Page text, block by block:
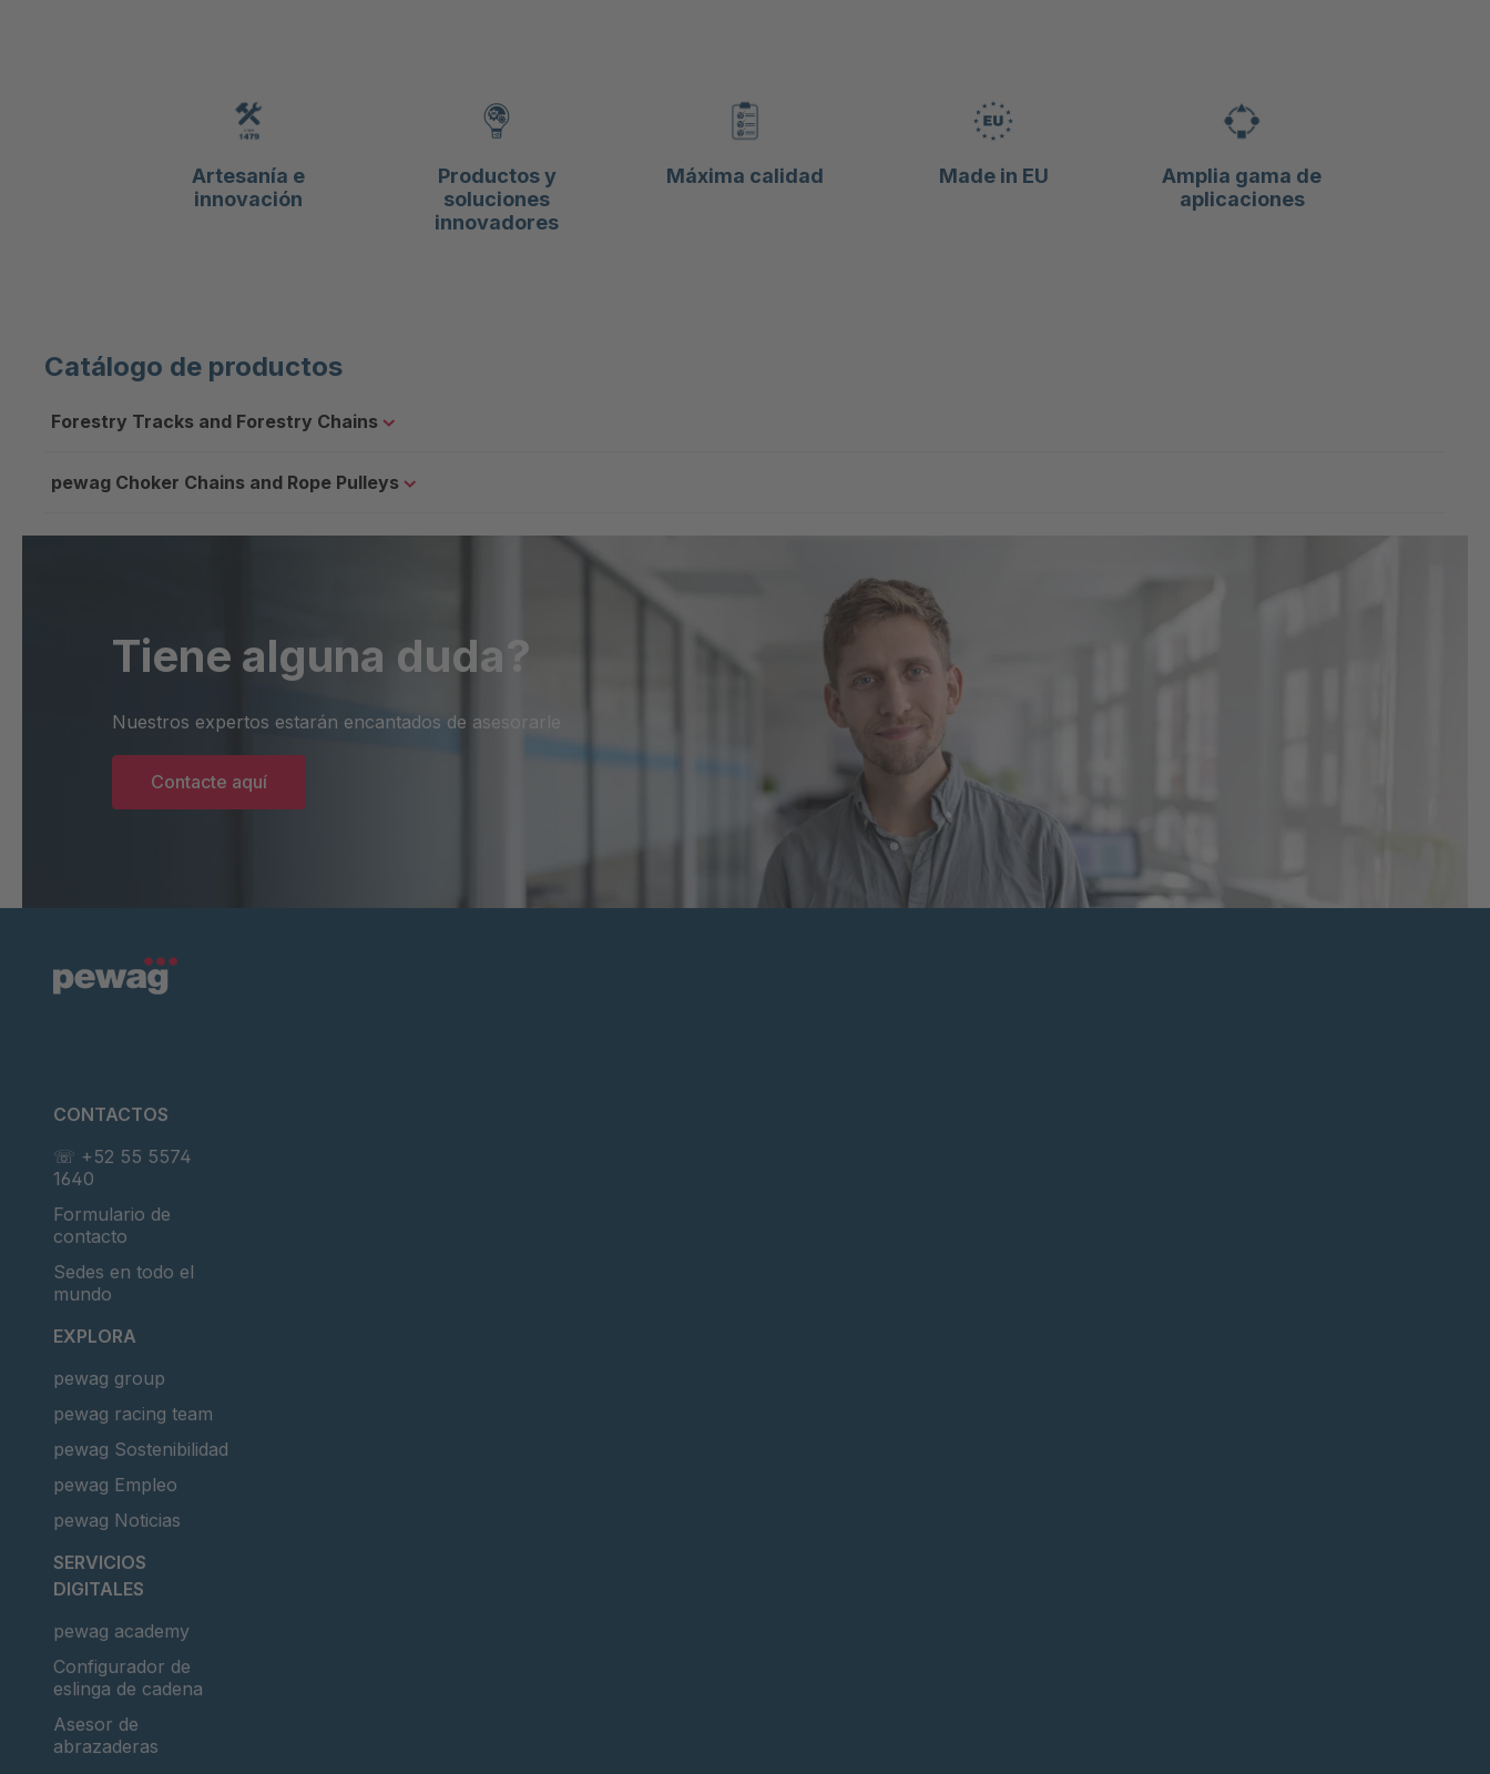
Artesanía e
innovación
Productos y
soluciones
innovadores
Máxima calidad Made in EU
Amplia gama de
aplicaciones
Catálogo de productos
Forestry Tracks and Forestry Chains
pewag Choker Chains and Rope Pulleys
Tiene alguna duda?
Nuestros expertos estarán encantados de asesorarle
Contacte aquí
CONTACTOS
☏ +52 55 5574
1640
Formulario de
contacto
Sedes en todo el
mundo
EXPLORA
pewag group
pewag racing team
pewag Sostenibilidad
pewag Empleo
pewag Noticias
SERVICIOS
DIGITALES
pewag academy
Configurador de
eslinga de cadena
Asesor de
abrazaderas